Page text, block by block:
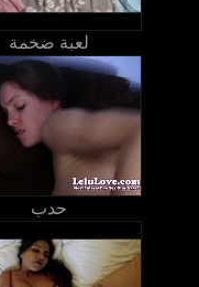
لعبة ضخمة
حدب